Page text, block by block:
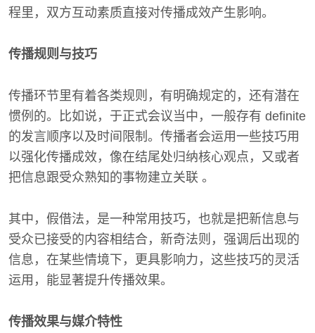
程里，双方互动素质直接对传播成效产生影响。
传播规则与技巧
传播环节里有着各类规则，有明确规定的，还有潜在
惯例的。比如说，于正式会议当中，一般存有 definite
的发言顺序以及时间限制。传播者会运用一些技巧用
以强化传播成效，像在结尾处归纳核心观点，又或者
把信息跟受众熟知的事物建立关联 。
其中，假借法，是一种常用技巧，也就是把新信息与
受众已接受的内容相结合，新奇法则，强调后出现的
信息，在某些情境下，更具影响力，这些技巧的灵活
运用，能显著提升传播效果。
传播效果与媒介特性